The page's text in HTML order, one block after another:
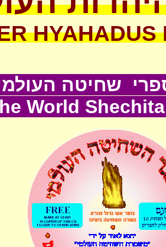
HYAHADUS
שחיטה
World Shechita